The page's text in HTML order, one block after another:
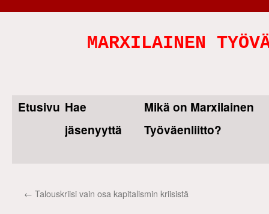
MARXILAINEN
Skip
Etusivu Hae
jäsenyyttä
Mikä on Marxilainen
Työväenliitto?
← Talouskriisi vain osa kapitalismin kriisistä